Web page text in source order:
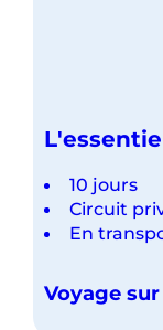
10 jours
Circuit
En
Voyage